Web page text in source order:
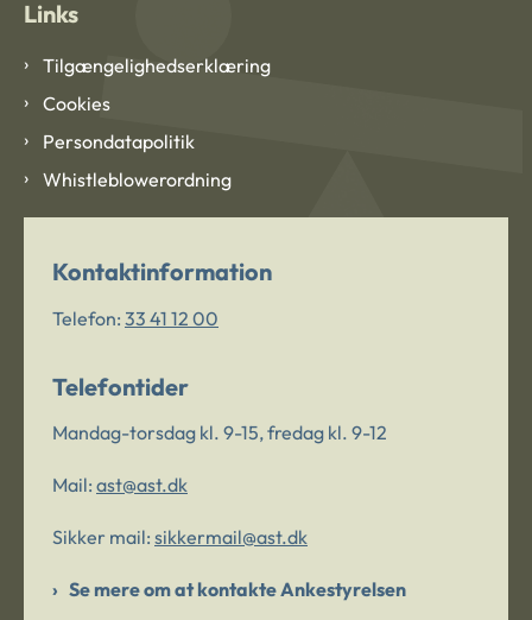
Links
Tilgængelighedserklæring
Cookies
Persondatapolitik
Whistleblowerordning
Kontaktinformation
Telefon: 33 41 12 00
Telefontider
Mandag-torsdag kl. 9-15, fredag kl. 9-12
Mail: ast@ast.dk
Sikker mail: sikkermail@ast.dk
Se mere om at kontakte Ankestyrelsen